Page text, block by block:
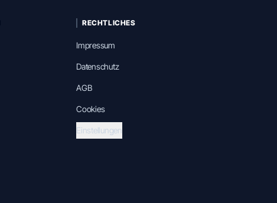
RECHTLICHES
Impressum
Datenschutz
AGB
Cookies
Einstellungen